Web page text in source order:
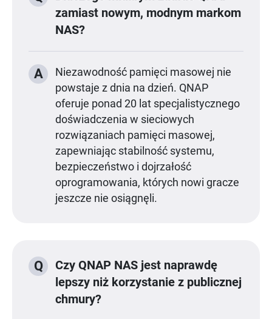
zamiast nowym, modnym markom
NAS?
A
Niezawodność pamięci masowej nie
powstaje z dnia na dzień. QNAP
oferuje ponad 20 lat specjalistycznego
doświadczenia w sieciowych
rozwiązaniach pamięci masowej,
zapewniając stabilność systemu,
bezpieczeństwo i dojrzałość
oprogramowania, których nowi gracze
jeszcze nie osiągnęli.
Q
Czy QNAP NAS jest naprawdę
lepszy niż korzystanie z publicznej
chmury?